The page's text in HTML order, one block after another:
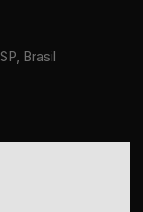
Brasil